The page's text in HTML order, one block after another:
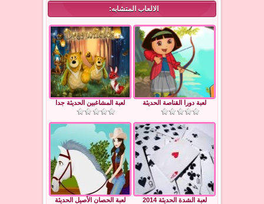
الالعاب المتشابه:
لعبة دورا القناصة الحديثة لعبة المشاغبين الحديثة جدا
لعبة الشدة الحديثة 2014 لعبة الحصان الأصيل الحديثة